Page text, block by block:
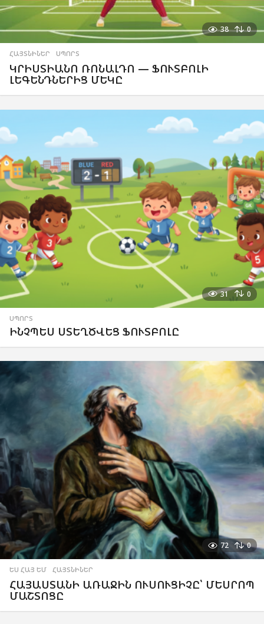
38 0
ՀԱՅՏՆԻՆԵՐ ,ՍՊՈՐՏ
ԿՐԻՍՏԻԱՆՈ ՌՈՆԱԼԴՈ — ՖՈՒՏԲՈԼԻ
ԼԵԳԵՆԴՆԵՐԻՑ ՄԵԿԸ
31 0
ՍՊՈՐՏ
ԻՆՉՊԵՍ ՍՏԵՂԾՎԵՑ ՖՈՒՏԲՈԼԸ
72 0
ԵՍ ՀԱՅ ԵՄ ,ՀԱՅՏՆԻՆԵՐ
ՀԱՅԱՍՏԱՆԻ ԱՌԱՋԻՆ ՈՒՍՈՒՑԻՉԸ՝ ՄԵՍՐՈՊ
ՄԱՇՏՈՑԸ